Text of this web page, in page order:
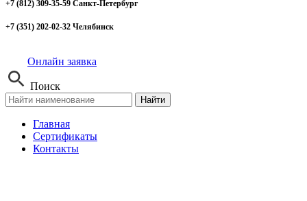
+7 (812) 309-35-59 Санкт-Петербург
+7 (351) 202-02-32 Челябинск
Онлайн заявка
Поиск
Найти
Главная
Сертификаты
Контакты